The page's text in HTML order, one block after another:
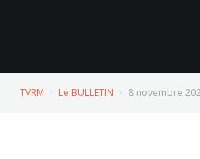
TVRM Le BULLETIN 8 novembre